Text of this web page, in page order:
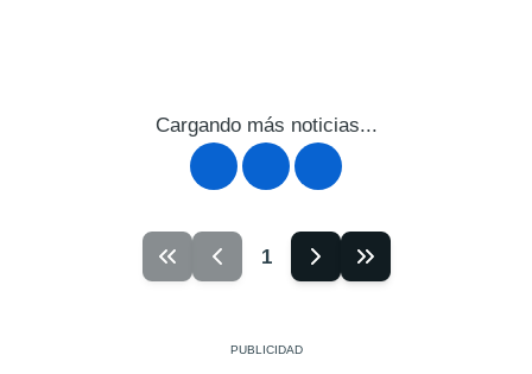
Cargando más noticias...
1